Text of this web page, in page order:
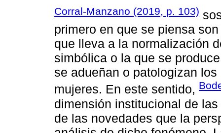
Corral-Manzano (2019, p. 103)
primero en que se piensa
que lleva a la normalización
simbólica o la que se
se adueñan o patologizan
mujeres. En este sentido,
dimensión institucional de
de las novedades que la